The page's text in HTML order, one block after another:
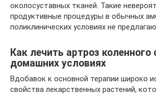
околосуставных тканей. Такие
продуктивные процедуры в обычных
поликлинических условиях не
Как лечить артроз коленного
домашних условиях
Вдобавок к основной терапии широко
свойства лекарственных растений,